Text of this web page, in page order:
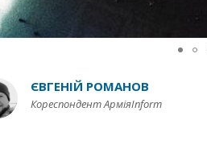
ЄВГЕНІЙ РОМАНОВ
Кореспондент АрміяInform